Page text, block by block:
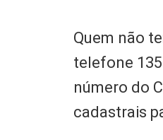
Quem não
telefone
número do
cadastrais